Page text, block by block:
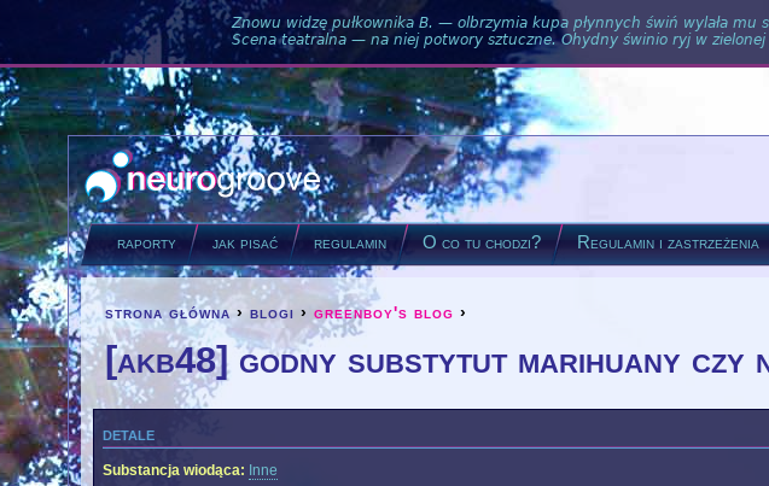
Znowu widzę pułkownika B. — olbrzymia kupa płynnych świń wylała mu
Scena teatralna — na niej potwory sztuczne. Ohydny świnio ryj w
raporty jak pisać regulamin O co tu chodzi? Regulamin i zastrzeżenia
you are here
strona główna ›blogi ›greenboy's blog ›
[akb48] godny substytut marihuany czy
detale
Substancja wiodąca: Inne